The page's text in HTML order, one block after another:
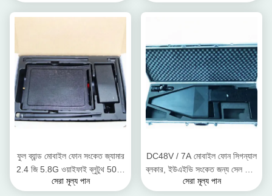
ফুল ব্যান্ড মোবাইল ফোন সংকেত জ্যামার
2.4 জি 5.8G ওয়াইফাই ব্লুটুথ 50 মি
ব্যাসার্ধ রেঞ্জ
সেরা মূল্য পান
DC48V / 7A মোবাইল ফোন সিগন্যাল
ব্লকার, ইউএইভি সংকেত জন্য সেল ফোন
সংকেত Scrambler
সেরা মূল্য পান